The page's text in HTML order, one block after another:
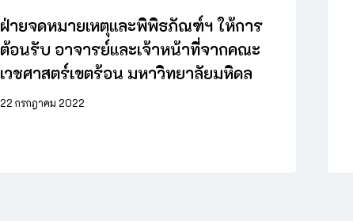
ฝ่ายจดหมายเหตุและพิพิธภัณฑ์ฯ ให้การ
ต้อนรับ อาจารย์และเจ้าหน้าที่จากคณะ
เวชศาสตร์เขตร้อน มหาวิทยาลัยมหิดล
22 กรกฎาคม 2022